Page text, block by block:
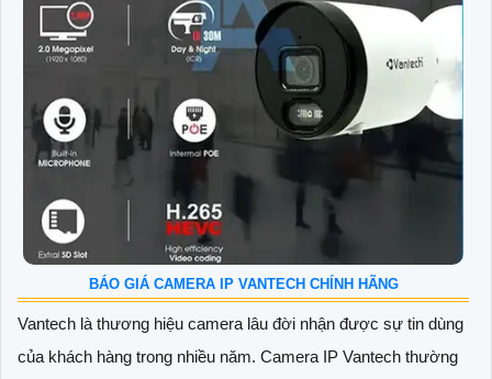
BÁO GIÁ CAMERA IP VANTECH CHÍNH HÃNG
Vantech là thương hiệu camera lâu đời nhận được sự tin dùng
của khách hàng trong nhiều năm. Camera IP Vantech thường